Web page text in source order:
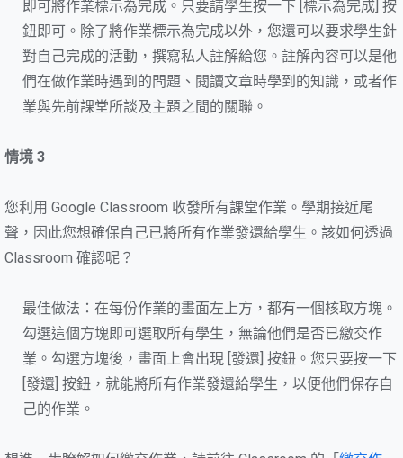
即可將作業標示為完成。只要請學生按一下 [標示為完成] 按
鈕即可。除了將作業標示為完成以外，您還可以要求學生針
對自己完成的活動，撰寫私人註解給您。註解內容可以是他
們在做作業時遇到的問題、閱讀文章時學到的知識，或者作
業與先前課堂所談及主題之間的關聯。
情境 3
您利用 Google Classroom 收發所有課堂作業。學期接近尾
聲，因此您想確保自己已將所有作業發還給學生。該如何透過
Classroom 確認呢？
最佳做法：在每份作業的畫面左上方，都有一個核取方塊。
勾選這個方塊即可選取所有學生，無論他們是否已繳交作
業。勾選方塊後，畫面上會出現 [發還] 按鈕。您只要按一下
[發還] 按鈕，就能將所有作業發還給學生，以便他們保存自
己的作業。